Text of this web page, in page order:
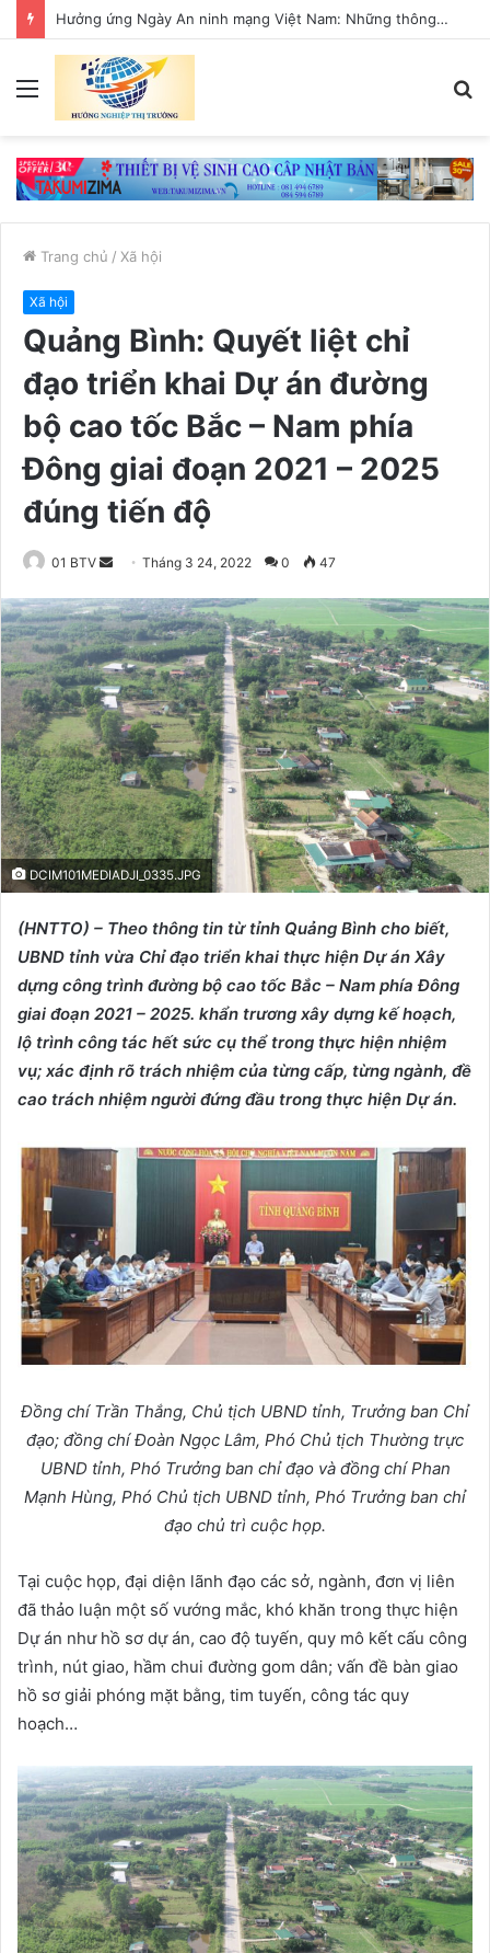
Hưởng ứng Ngày An ninh mạng Việt Nam: Những thông điệp thiết thực về an toàn số
Trang chủ / Xã hội
Xã hội
Quảng Bình: Quyết liệt chỉ
đạo triển khai Dự án đường
bộ cao tốc Bắc – Nam phía
Đông giai đoạn 2021 – 2025
đúng tiến độ
01 BTV
n
d
a
n
e
m
a
i
l
Tháng 3 24, 2022 0 47
DCIM101MEDIADJI_0335.JPG
(HNTTO) – Theo thông tin từ tỉnh Quảng Bình cho biết,
UBND tỉnh vừa Chỉ đạo triển khai thực hiện Dự án Xây
dựng công trình đường bộ cao tốc Bắc – Nam phía Đông
giai đoạn 2021 – 2025. khẩn trương xây dựng kế hoạch,
lộ trình công tác hết sức cụ thể trong thực hiện nhiệm
vụ; xác định rõ trách nhiệm của từng cấp, từng ngành, đề
cao trách nhiệm người đứng đầu trong thực hiện Dự án.
Đồng chí Trần Thắng, Chủ tịch UBND tỉnh, Trưởng ban Chỉ
đạo; đồng chí Đoàn Ngọc Lâm, Phó Chủ tịch Thường trực
UBND tỉnh, Phó Trưởng ban chỉ đạo và đồng chí Phan
Mạnh Hùng, Phó Chủ tịch UBND tỉnh, Phó Trưởng ban chỉ
đạo chủ trì cuộc họp.
Tại cuộc họp, đại diện lãnh đạo các sở, ngành, đơn vị liên
đã thảo luận một số vướng mắc, khó khăn trong thực hiện
Dự án như hồ sơ dự án, cao độ tuyến, quy mô kết cấu công
trình, nút giao, hầm chui đường gom dân; vấn đề bàn giao
hồ sơ giải phóng mặt bằng, tim tuyến, công tác quy
hoạch…